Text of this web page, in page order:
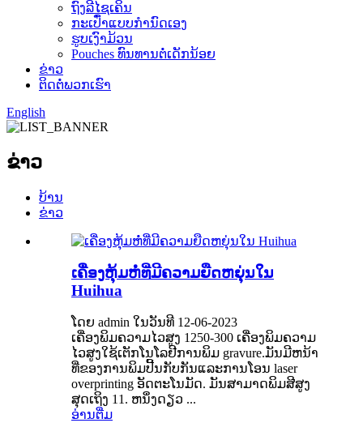
ຖົງລີໄຊເຄິນ
ກະເປົ໋າແບບກຳນົດເອງ
ຮູບເງົາມ້ວນ
Pouches ທົນທານຕໍ່ເດັກນ້ອຍ
ຂ່າວ
ຕິດ​ຕໍ່​ພວກ​ເຮົາ
English
ຂ່າວ
ບ້ານ
ຂ່າວ
ເຄື່ອງຫຸ້ມຫໍ່ທີ່ມີຄວາມຍືດຫຍຸ່ນໃນ
Huihua
ໂດຍ admin ໃນວັນທີ 12-06-2023
ເຄື່ອງພິມຄວາມໄວສູງ 1250-300 ເຄື່ອງພິມຄວາມ
ໄວສູງໃຊ້ເຕັກໂນໂລຢີການພິມ gravure.ມັນ​ມີ​ຫນ້າ​
ທີ່​ຂອງ​ການ​ພິມ​ປີ້ນ​ກັບ​ກັນ​ແລະ​ການ​ໂອນ laser
overprinting ອັດ​ຕະ​ໂນ​ມັດ​. ມັນ​ສາ​ມາດ​ພິມ​ສີ​ສູງ​
ສຸດ​ເຖິງ 11. ຫນຶ່ງ​ດຽວ ...
ອ່ານ​ຕື່ມ